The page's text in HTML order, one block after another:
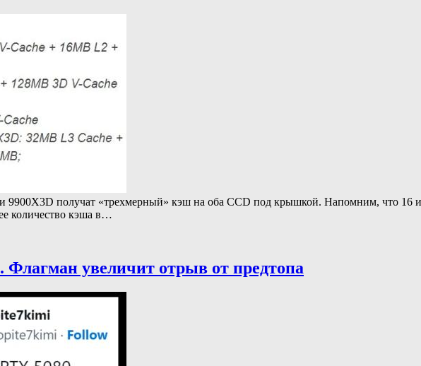
получат «трехмерный» кэш на оба CCD под крышкой. Напомним, что 16
количество кэша в…
Флагман увеличит отрыв от предтопа